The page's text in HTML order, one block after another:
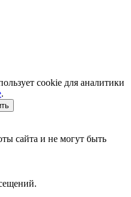
cookie для аналитики
.
сайта и не могут быть